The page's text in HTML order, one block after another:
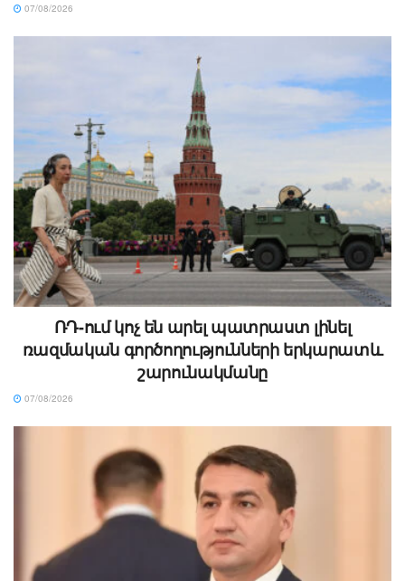
07/08/2026
ՌԴ-ում կոչ են արել պատրաստ լինել
ռազմական գործողությունների երկարատև
շարունակմանը
07/08/2026